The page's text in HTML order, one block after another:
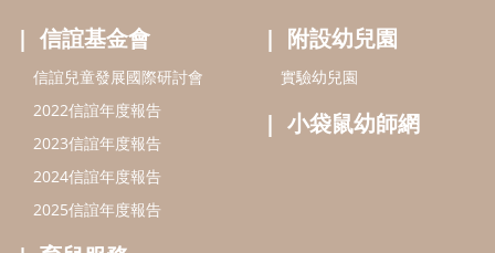
好孕袋
分齡育兒電子報
線上教養諮詢
出版服務
信誼基金出版社